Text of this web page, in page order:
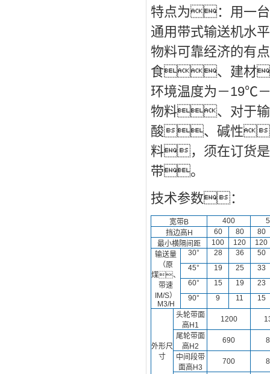
特点为：用一
通用带式输送机水
物料可靠经济的
食、建材
环境温度为－19℃
物料、对于输
酸、碱性
料，须在订货
带。
技术参数：
宽带B 400
挡边高H
60 80
80
最小横隔间距
100 120
120
输送量
（原
煤、
带速
IM/S）
M3/H
30° 28 36
50
45°
19 25
33
60°
15 19
23
90°
9 11 15
外形尺
寸
头轮带面
高H1
1200
尾轮带面
高H2
690
中间段带
面高H3
700